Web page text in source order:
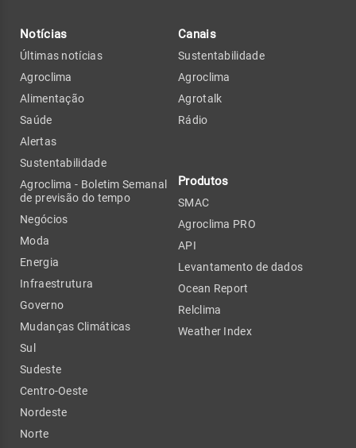
Notícias
Últimas notícias
Agroclima
Alimentação
Saúde
Alertas
Sustentabilidade
Agroclima - Boletim Semanal
de previsão do tempo
Negócios
Moda
Energia
Infraestrutura
Governo
Mudanças Climáticas
Sul
Sudeste
Centro-Oeste
Nordeste
Norte
Canais
Sustentabilidade
Agroclima
Agrotalk
Rádio
Produtos
SMAC
Agroclima PRO
API
Levantamento de dados
Ocean Report
Relclima
Weather Index